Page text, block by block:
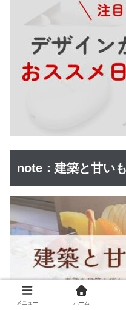
note：建築と甘い
メニュー ホーム